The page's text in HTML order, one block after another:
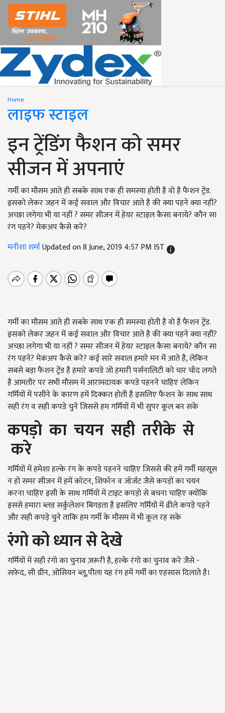
Home
लाइफ स्टाइल
इन ट्रेंडिंग फैशन को समर
सीजन में अपनाएं
गर्मी का मौसम आते ही सबके साथ एक ही समस्या होती है वो है फैशन ट्रेंड.
इसको लेकर जहन में कई सवाल और विचार आते है की क्या पहने क्या नहीं?
अच्छा लगेगा भी या नहीं ? समर सीजन में हेयर स्टाइल कैसा बनाये? कौन सा
रंग पहने? मेकअप कैसे करे?
मनीशा शर्माUpdated on 8 June, 2019 4:57 PM IST
गर्मी का मौसम आते ही सबके साथ एक ही समस्या होती है वो है फैशन ट्रेंड.
इसको लेकर जहन में कई सवाल और विचार आते है की क्या पहने क्या नहीं?
अच्छा लगेगा भी या नहीं ? समर सीजन में हेयर स्टाइल कैसा बनाये? कौन सा
रंग पहने? मेकअप कैसे करे? कई सारे सवाल हमारे मन में आते है, लेकिन
सबसे बड़ा फैशन ट्रेंड है हमारे कपडे जो हमारी पर्सनालिटी को चार चाँद लगते
है आमतौर पर सभी मौसम में आरामदायक कपडे पहनने चाहिए लेकिन
गर्मियों में पसीने के कारण हमें दिक्कत होती है इसलिए फैशन के साथ साथ
सही रंग व सही कपडे चुने जिससे हम गर्मियों में भी सुपर कूल बन सके
कपड़ो का चयन सही तरीके से
करे
गर्मियों में हमेशा हल्के रंग के कपडे पहननेचाहिएजिससे की हमें गर्मी महसूस
न हो समर सीजन में हमें कॉटन, शिफॉन व जॉर्जट जैसे कपड़ों का चयन
करना चाहिए इसी के साथ गर्मियों में टाइटकपड़ो से बचना चाहिए क्योंकि
इससे हमारा ब्लड सर्कुलेशनबिगड़ता है इसलिए गर्मियों में ढीले कपड़े पहने
औरसही कपड़े चुने ताकि हम गर्मी के मौसम में भी कूल रह सके
रंगोकोध्यानसेदेखे
गर्मियों में सही रंगो का चुनाव ज़रूरी है, हल्के रंगो का चुनाव करे जैसे -
सफ़ेद, सी ग्रीन, ओसियन ब्लू,पीला यह रंग हमें गर्मी का एहसास दिलाते है।